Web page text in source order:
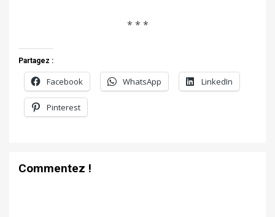
* * *
Partagez :
Facebook WhatsApp LinkedIn
Pinterest
Commentez !